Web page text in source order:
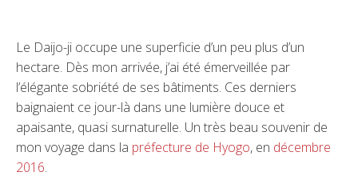
Le Daijo-ji occupe une superficie d’un peu plus d’un
hectare. Dès mon arrivée, j’ai été émerveillée par
l’élégante sobriété de ses bâtiments. Ces derniers
baignaient ce jour-là dans une lumière douce et
apaisante, quasi surnaturelle. Un très beau souvenir de
mon voyage dans la préfecture de Hyogo, en décembre
2016.